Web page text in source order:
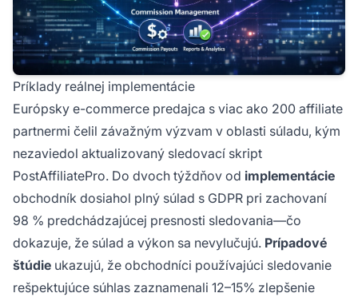
Príklady reálnej implementácie
Európsky e-commerce predajca s viac ako 200 affiliate
partnermi čelil závažným výzvam v oblasti súladu, kým
nezaviedol aktualizovaný sledovací skript
PostAffiliatePro. Do dvoch týždňov od implementácie
obchodník dosiahol plný súlad s GDPR pri zachovaní
98 % predchádzajúcej presnosti sledovania—čo
dokazuje, že súlad a výkon sa nevylučujú. Prípadové
štúdie ukazujú, že obchodníci používajúci sledovanie
rešpektujúce súhlas zaznamenali 12–15% zlepšenie